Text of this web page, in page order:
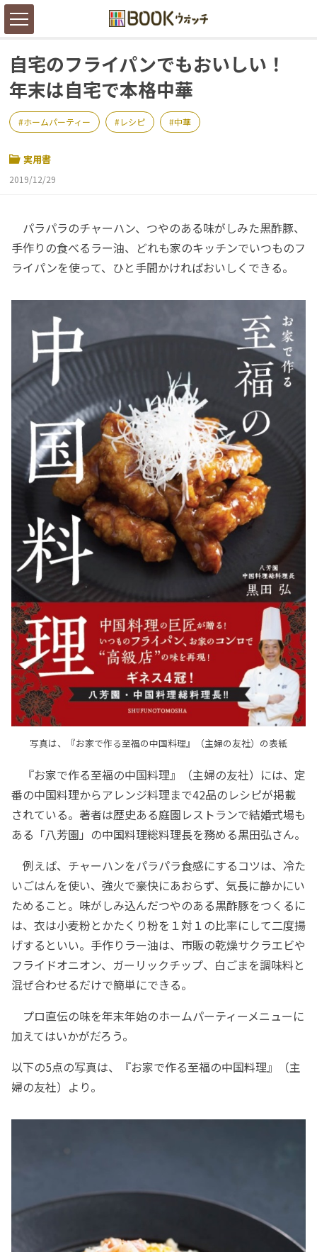
自宅のフライパンでもおいしい！
年末は自宅で本格中華
ホームパーティー レシピ 中華
実用書
2019/12/29
パラパラのチャーハン、つやのある味がしみた黒酢豚、
手作りの食べるラー油、どれも家のキッチンでいつものフ
ライパンを使って、ひと手間かければおいしくできる。
写真は、『お家で作る至福の中国料理』（主婦の友社）の表紙
『お家で作る至福の中国料理』（主婦の友社）には、定
番の中国料理からアレンジ料理まで42品のレシピが掲載
されている。著者は歴史ある庭園レストランで結婚式場も
ある「八芳園」の中国料理総料理長を務める黒田弘さん。
例えば、チャーハンをパラパラ食感にするコツは、冷た
いごはんを使い、強火で豪快にあおらず、気長に静かにい
ためること。味がしみ込んだつやのある黒酢豚をつくるに
は、衣は小麦粉とかたくり粉を１対１の比率にして二度揚
げするといい。手作りラー油は、市販の乾燥サクラエビや
フライドオニオン、ガーリックチップ、白ごまを調味料と
混ぜ合わせるだけで簡単にできる。
プロ直伝の味を年末年始のホームパーティーメニューに
加えてはいかがだろう。
以下の5点の写真は、『お家で作る至福の中国料理』（主
婦の友社）より。